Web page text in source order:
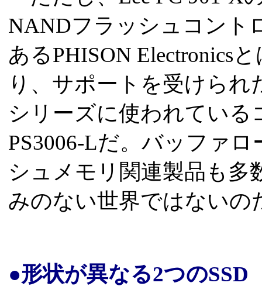
NANDフラッシュコント
あるPHISON Electronics
り、サポートを受けられ
シリーズに使われてい
PS3006-Lだ。バッファ
シュメモリ関連製品も多
みのない世界ではないの
●形状が異なる2つのSSD